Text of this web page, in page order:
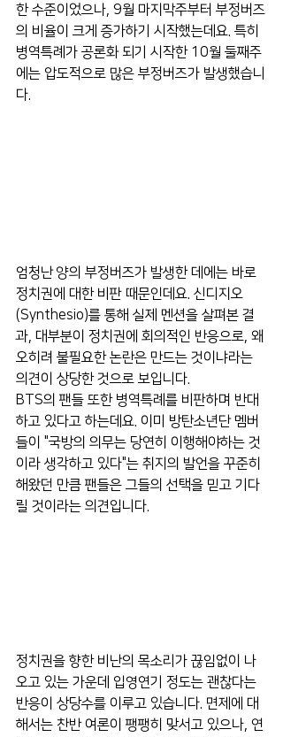
한 수준이었으나, 9월 마지막주부터 부정버즈
의 비율이 크게 증가하기 시작했는데요. 특히
병역특례가 공론화 되기 시작한 10월 둘째주
에는 압도적으로 많은 부정버즈가 발생했습니
다.
엄청난 양의 부정버즈가 발생한 데에는 바로
정치권에 대한 비판 때문인데요. 신디지오
(Synthesio)를 통해 실제 멘션을 살펴본 결
과, 대부분이 정치권에 회의적인 반응으로, 왜
오히려 불필요한 논란은 만드는 것이냐라는
의견이 상당한 것으로 보입니다.
BTS의 팬들 또한 병역특례를 비판하며 반대
하고 있다고 하는데요. 이미 방탄소년단 멤버
들이 "국방의 의무는 당연히 이행해야하는 것
이라 생각하고 있다"는 취지의 발언을 꾸준히
해왔던 만큼 팬들은 그들의 선택을 믿고 기다
릴 것이라는 의견입니다.
정치권을 향한 비난의 목소리가 끊임없이 나
오고 있는 가운데 입영연기 정도는 괜찮다는
반응이 상당수를 이루고 있습니다. 면제에 대
해서는 찬반 여론이 팽팽히 맞서고 있으나, 연